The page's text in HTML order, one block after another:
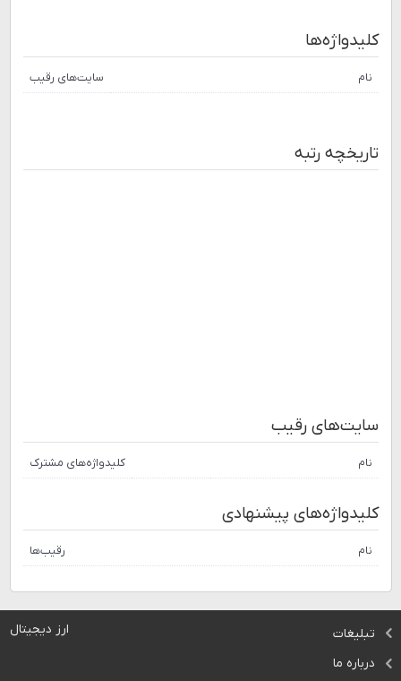
کلیدواژه‌ها
نام سایت‌های رقیب
تاریخچه رتبه
سایت‌های رقیب
نام کلیدواژه‌های مشترک
کلیدواژه‌های پیشنهادی
نام رقیب‌ها
ارز دیجیتال
تبلیغات
درباره ما